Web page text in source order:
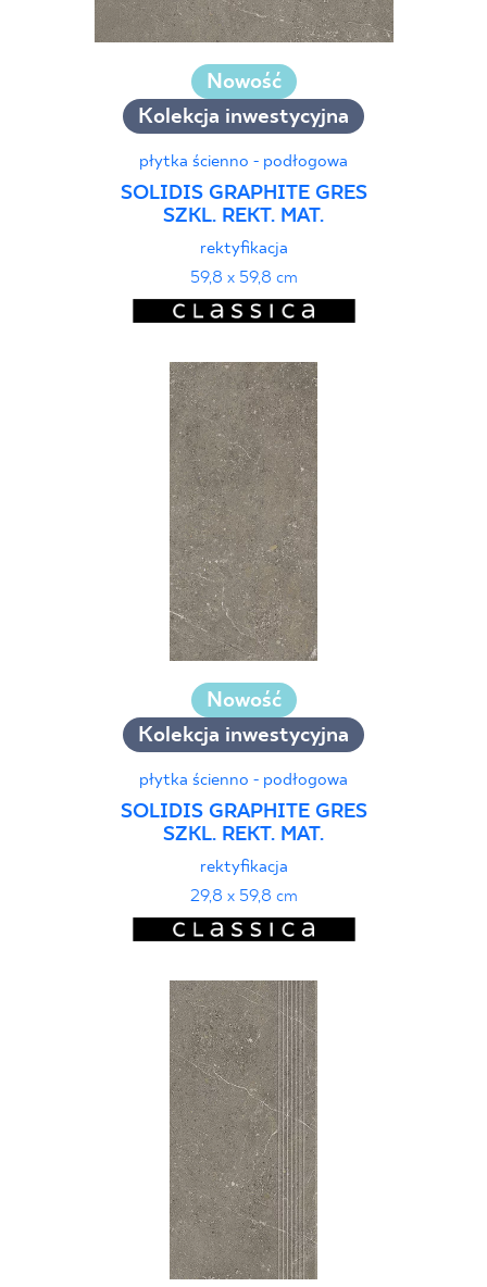
Nowość
Kolekcja inwestycyjna
płytka ścienno - podłogowa
SOLIDIS GRAPHITE GRES
SZKL. REKT. MAT.
rektyfikacja
59,8 x 59,8 cm
Nowość
Kolekcja inwestycyjna
płytka ścienno - podłogowa
SOLIDIS GRAPHITE GRES
SZKL. REKT. MAT.
rektyfikacja
29,8 x 59,8 cm